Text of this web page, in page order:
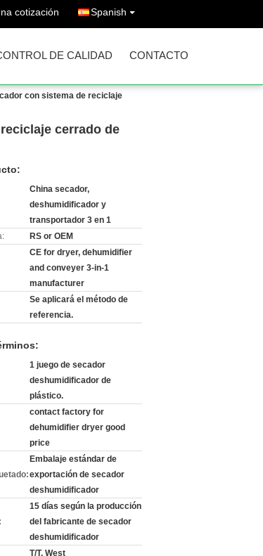
cotización Spanish
DE CALIDAD CONTACTO
con sistema de reciclaje
cerrado de
China secador,
deshumidificador y
transportador 3 en 1
RS or OEM
CE for dryer, dehumidifier
and conveyer 3-in-1
manufacturer
Se aplicará el método de
referencia.
1 juego de secador
deshumidificador de
plástico.
contact factory for
dehumidifier dryer good
price
Embalaje estándar de
exportación de secador
deshumidificador
15 días según la producción
del fabricante de secador
deshumidificador
T/T, West